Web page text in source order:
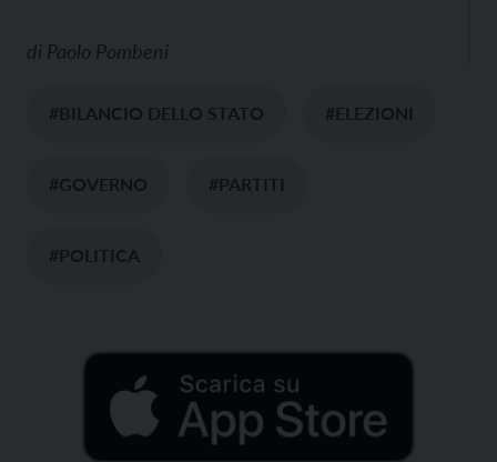
di Paolo Pombeni
#BILANCIO DELLO STATO #ELEZIONI
#GOVERNO #PARTITI
#POLITICA